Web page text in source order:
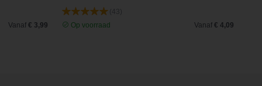
Vanaf € 3,99
Op voorraad
Vanaf € 4,09